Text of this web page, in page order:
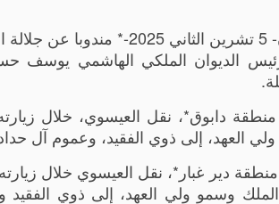
*عمان- 5 تشرين الثاني
الديوان الملكي الهاشمي يوسف
دابوق*، نقل العيسوي، خلال
العهد، إلى ذوي الفقيد، وعموم آل
دير غبار*، نقل العيسوي خلال
الملك وسمو ولي العهد، إلى ذوي